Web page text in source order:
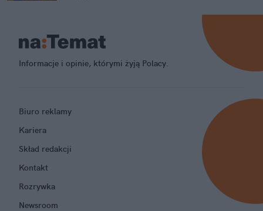
Informacje i opinie, którymi żyją Polacy.
Biuro reklamy
Kariera
Skład redakcji
Kontakt
Rozrywka
Newsroom